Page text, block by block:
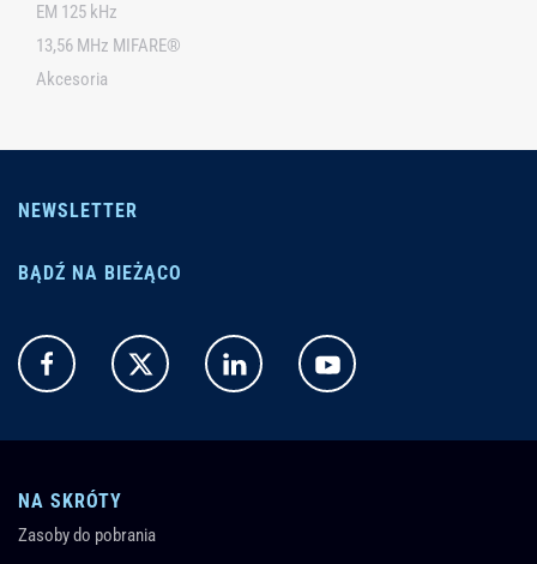
EM 125 kHz
13,56 MHz MIFARE®
Akcesoria
NEWSLETTER
BĄDŹ NA BIEŻĄCO
NA SKRÓTY
Zasoby do pobrania